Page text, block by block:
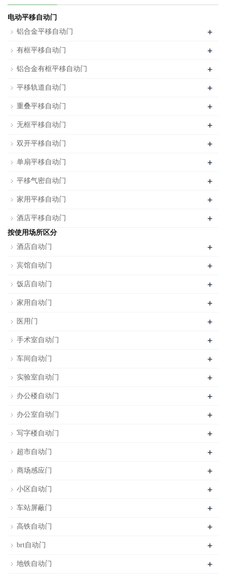
电动平移自动门
铝合金平移自动门
+
有框平移自动门 +
铝合金有框平移自动门 +
平移轨道自动门 +
重叠平移自动门 +
无框平移自动门 +
双开平移自动门 +
单扇平移自动门 +
平移气密自动门 +
家用平移自动门 +
酒店平移自动门 +
按使用场所区分
酒店自动门
+
宾馆自动门 +
饭店自动门 +
家用自动门 +
医用门 +
手术室自动门 +
车间自动门 +
实验室自动门 +
办公楼自动门 +
办公室自动门 +
写字楼自动门 +
超市自动门 +
商场感应门 +
小区自动门 +
车站屏蔽门 +
高铁自动门 +
brt自动门 +
地铁自动门 +